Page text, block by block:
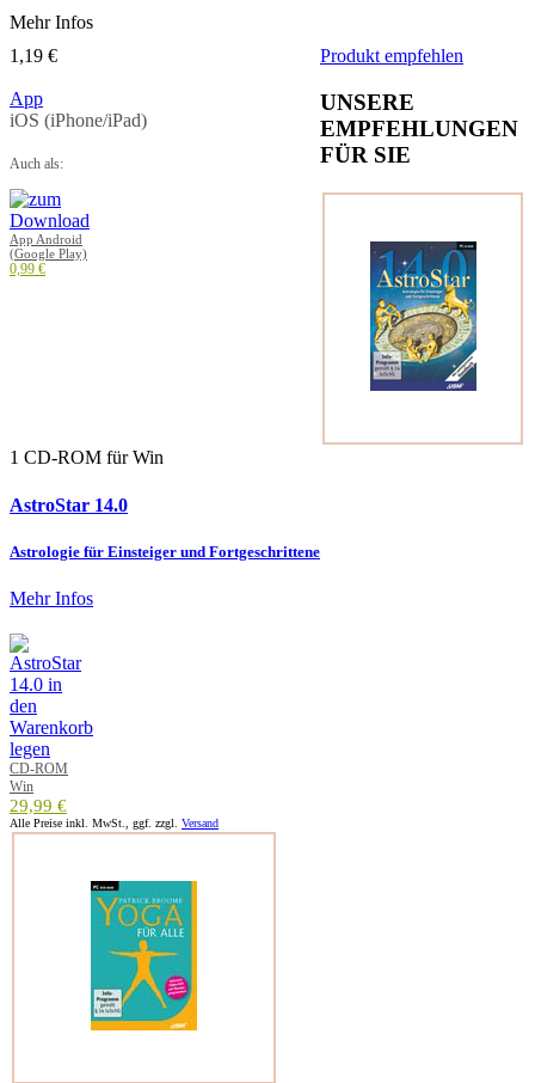
Mehr Infos
1,19 €
App
iOS (iPhone/iPad)
Auch als:
App Android
(Google Play)
0,99 €
Produkt empfehlen
UNSERE
EMPFEHLUNGEN
FÜR SIE
1 CD-ROM für Win
AstroStar 14.0
Astrologie für Einsteiger und Fortgeschrittene
Mehr Infos
CD-ROM
Win
29,99 €
Alle Preise inkl. MwSt., ggf. zzgl. Versand